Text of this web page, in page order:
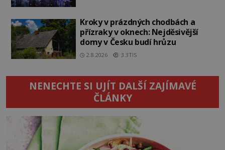
Kroky v prázdných chodbách a
přízraky v oknech: Nejděsivější
domy v Česku budí hrůzu
2.8.2026 3.3TIS
NENECHTE SI UJÍT DALŠÍ ZAJÍMAVÉ
ČLÁNKY